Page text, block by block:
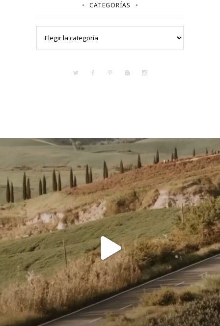
CATEGORÍAS